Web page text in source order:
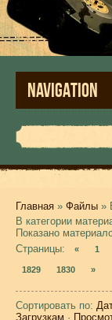
NAVIGATION
Главная » Файлы »
В категории
Показано
Страницы: « 1
1829 1830 »
Сортировать по:
Загрузкам ·